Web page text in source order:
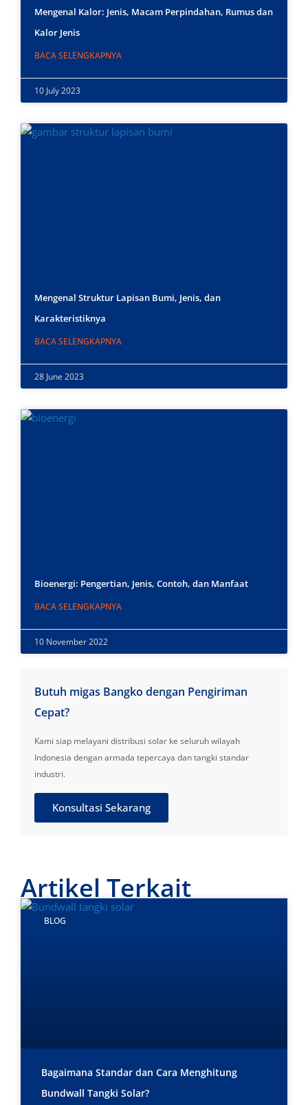
Mengenal Kalor: Jenis, Macam Perpindahan, Rumus dan
Kalor Jenis
BACA SELENGKAPNYA
10 July 2023
Mengenal Struktur Lapisan Bumi, Jenis, dan
Karakteristiknya
BACA SELENGKAPNYA
28 June 2023
Bioenergi: Pengertian, Jenis, Contoh, dan Manfaat
BACA SELENGKAPNYA
10 November 2022
Butuh migas Bangko dengan Pengiriman
Cepat?
Kami siap melayani distribusi solar ke seluruh wilayah
Indonesia dengan armada tepercaya dan tangki standar
industri.
Konsultasi Sekarang
Artikel Terkait
BLOG
Bagaimana Standar dan Cara Menghitung
Bundwall Tangki Solar?